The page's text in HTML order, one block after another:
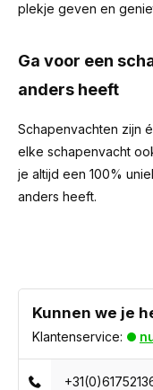
plekje geven en
Ga voor een
anders heeft
Schapenvachten zijn
elke schapenvacht
je altijd een 100%
anders heeft.
Kunnen we je
Klantenservice: